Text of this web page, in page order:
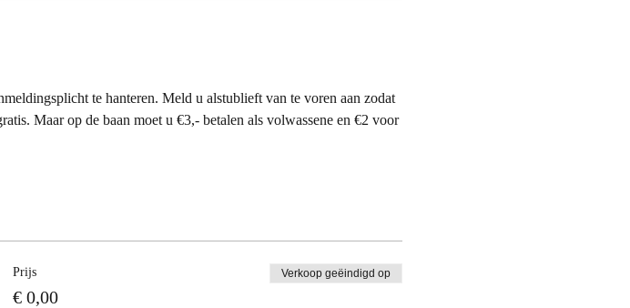
te hanteren. Meld u alstublieft van te voren aan zodat
Maar op de baan moet u €3,- betalen als volwassene en €2 voor
Prijs
€ 0,00
Verkoop geëindigd op